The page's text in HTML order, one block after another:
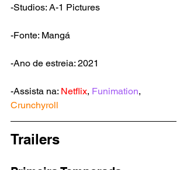
-Studios: A-1 Pictures
-Fonte: Mangá
-Ano de estreia: 2021
-Assista na: Netflix, Funimation,
Crunchyroll
Trailers